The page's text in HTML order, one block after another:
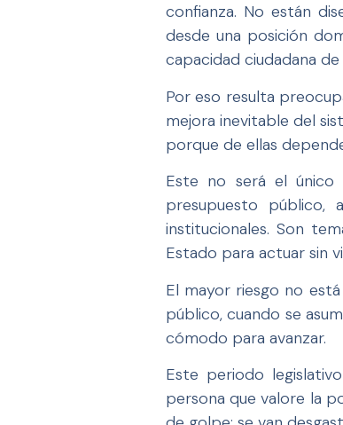
confianza. No están
desde una posición
capacidad ciudadana
Por eso resulta
mejora inevitable del
porque de ellas
Este no será el único
presupuesto
institucionales. Son
Estado para actuar sin
El mayor riesgo no
público, cuando se
cómodo para avanzar.
Este periodo
persona que valore la